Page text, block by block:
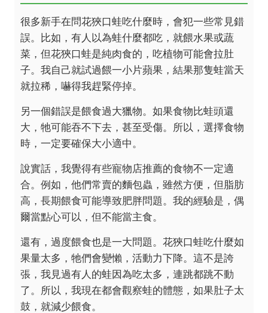
很多新手在問花狹口蛙吃什麼時，會犯一些常見錯
誤。比如，有人以為蛙什麼都吃，就餵水果或蔬
菜，但花狹口蛙是純肉食的，吃植物可能會拉肚
子。我自己就試過餵一小片蘋果，結果那隻蛙當天
就拉稀，嚇得我趕緊停掉。
另一個錯誤是餵食過大獵物。如果食物比蛙頭還
大，牠可能吞不下去，甚至受傷。所以，選擇食物
時，一定要確保大小適中。
說實話，我覺得有些寵物店推薦的食物不一定適
合。例如，他們常賣的麵包蟲，雖然方便，但脂肪
高，長期餵食可能導致肥胖問題。我的經驗是，偶
爾當點心可以，但不能當主食。
還有，過度餵食也是一大問題。花狹口蛙吃什麼如
果量太多，牠們會變懶，活動力下降。這不是誇
張，我見過有人的蛙因為吃太多，連跳都跳不動
了。所以，我現在都會觀察蛙的體態，如果肚子太
鼓，就減少餵食。